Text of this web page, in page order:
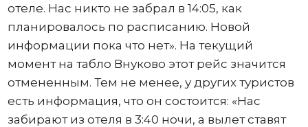
отеле. Нас никто не забрал в 14:05, как
планировалось по расписанию. Новой
информации пока что нет». На текущий
момент на табло Внуково этот рейс значится
отмененным. Тем не менее, у других туристов
есть информация, что он состоится: «Нас
забирают из отеля в 3:40 ночи, а вылет ставят